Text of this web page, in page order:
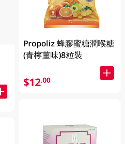
Propoliz 蜂膠蜜糖潤喉糖
(青檸薑味)8粒裝
$12.00